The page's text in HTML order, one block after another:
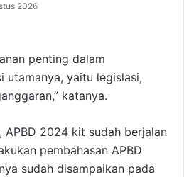
2026
penting dalam
utamanya, yaitu legislasi,
katanya.
APBD 2024 kit sudah berjalan
pembahasan APBD
sudah disampaikan pada